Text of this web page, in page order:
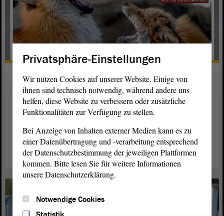
Mehr politische Bildung für
Polizisten
Anti-Semitismus und Rassismus bei der Polizei sind
Sonder-Bericht fest.
weiterlesen
Privatsphäre-Einstellungen
Wir nutzen Cookies auf unserer Website. Einige von
ihnen sind technisch notwendig, während andere uns
helfen, diese Website zu verbessern oder zusätzliche
Funktionalitäten zur Verfügung zu stellen.
Bei Anzeige von Inhalten externer Medien kann es zu
einer Datenübertragung und -verarbeitung entsprechend
der Datenschutzbestimmung der jeweiligen Plattformen
kommen. Bitte lesen Sie für weitere Informationen
unsere Datenschutzerklärung.
Notwendige Cookies